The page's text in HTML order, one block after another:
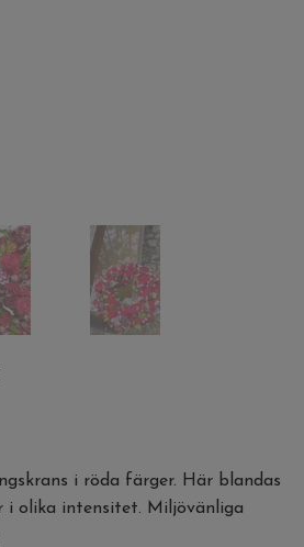
i röda färger. Här blandas
i olika intensitet. Miljövänliga